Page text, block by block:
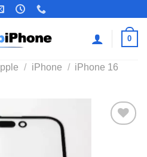
0
/ iPhone / iPhone 16